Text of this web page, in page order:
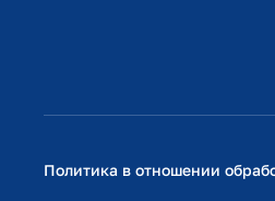
Политика в отношении